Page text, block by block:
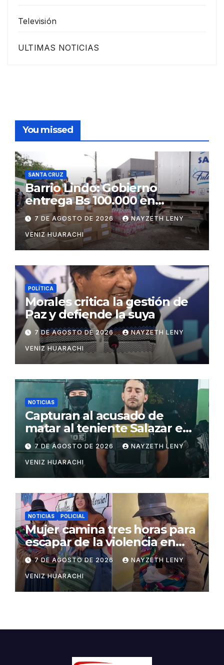
Televisión
ULTIMAS NOTICIAS
You missed
SANTA CRUZ
Barrio Lindo: Gobierno
entrega Bs 100.000 en
insumos para afectados
7 DE AGOSTO DE 2026 NAYZETH LENY
VENIZ HUARACHI
POLÍTICA
Morales critica la gestión de
Paz y defiende la suya
7 DE AGOSTO DE 2026 NAYZETH LENY
VENIZ HUARACHI
NOTICIAS
Capturan al acusado de
matar al teniente Salazar en
San Matías
7 DE AGOSTO DE 2026 NAYZETH LENY
VENIZ HUARACHI
NOTICIAS POLICIAL
Mujer camina tres horas para
escapar de la violencia en
Potosí
7 DE AGOSTO DE 2026 NAYZETH LENY
VENIZ HUARACHI